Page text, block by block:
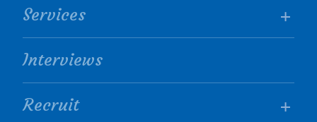
Services
Interviews
Recruit